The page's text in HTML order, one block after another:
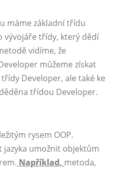
máme základní třídu
vývojáře třídy, který dědí
vidíme, že
můžeme získat
Developer, ale také ke
třídou Developer.
rysem OOP.
umožnit objektům
Například, metoda,